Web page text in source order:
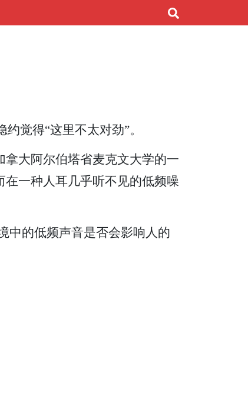
觉得“这里不太对劲”。
大阿尔伯塔省麦克文大学的一
一种人耳几乎听不见的低频噪
中的低频声音是否会影响人的